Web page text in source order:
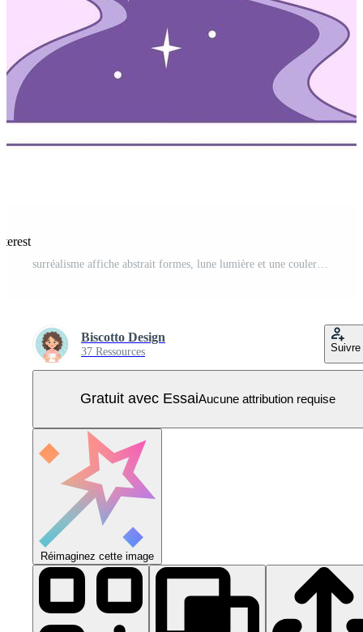
Biscotto Design
37 Ressources Suivre
Gratuit avec EssaiAucune attribution requise
Réimaginez cette image